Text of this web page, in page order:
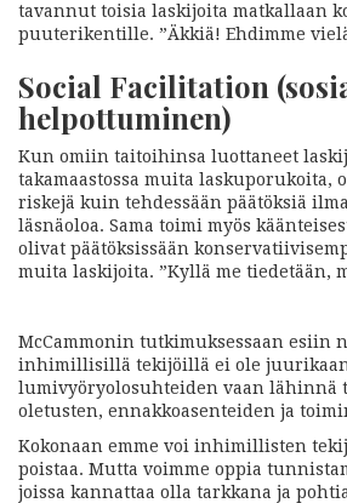
tavannut toisia laskijoita matkallaan
puuterikentille. ”Äkkiä! Ehdimme
Social Facilitation
helpottuminen)
Kun omiin taitoihinsa luottaneet
takamaastossa muita laskuporukoita,
riskejä kuin tehdessään päätöksiä
läsnäoloa. Sama toimi myös
olivat päätöksissään
muita laskijoita. ”Kyllä me tiedetään,
McCammonin tutkimuksessaan esiin
inhimillisillä tekijöillä ei ole
lumivyöryolosuhteiden vaan lähinnä
oletusten, ennakkoasenteiden ja
Kokonaan emme voi inhimillisten
poistaa. Mutta voimme oppia
joissa kannattaa olla tarkkana ja